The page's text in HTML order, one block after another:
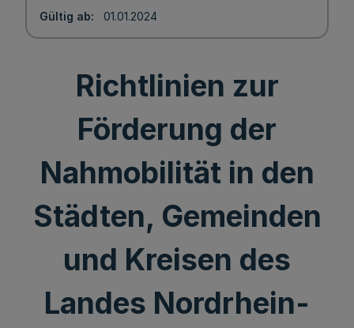
Gültig ab 01.01.2024
Richtlinien zur
Förderung der
Nahmobilität in den
Städten, Gemeinden
und Kreisen des
Landes Nordrhein-